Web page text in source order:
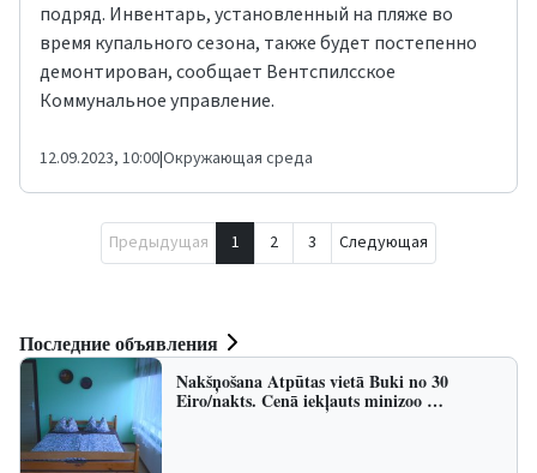
подряд. Инвентарь, установленный на пляже во
время купального сезона, также будет постепенно
демонтирован, сообщает Вентспилсское
Коммунальное управление.
12.09.2023, 10:00|Окружающая среда
Предыдущая 1 2 3 Следующая
Последние объявления
Nakšņošana Atpūtas vietā Buki no 30
Eiro/nakts. Cenā iekļauts minizoo …